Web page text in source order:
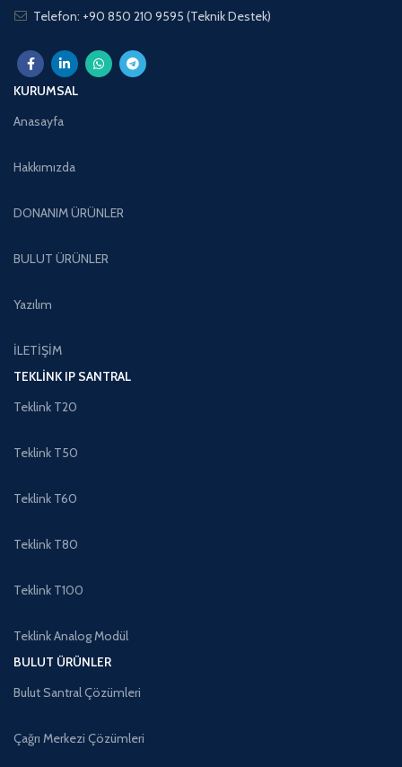
Telefon: +90 850 210 9595 (Teknik Destek)
KURUMSAL
Anasayfa
Hakkımızda
DONANIM ÜRÜNLER
BULUT ÜRÜNLER
Yazılım
İLETİŞİM
TEKLINK IP SANTRAL
Teklink T20
Teklink T50
Teklink T60
Teklink T80
Teklink T100
Teklink Analog Modül
BULUT ÜRÜNLER
Bulut Santral Çözümleri
Çağrı Merkezi Çözümleri